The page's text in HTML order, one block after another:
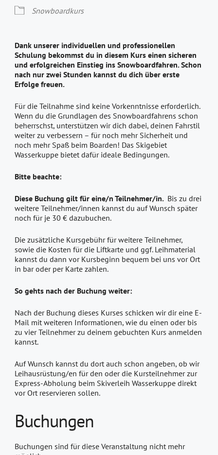
Snowboardkurs
Dank unserer individuellen und professionellen
Schulung bekommst du in diesem Kurs einen sicheren
und erfolgreichen Einstieg ins Snowboardfahren. Schon
nach nur zwei Stunden kannst du dich über erste
Erfolge freuen.
Für die Teilnahme sind keine Vorkenntnisse erforderlich.
Wenn du die Grundlagen des Snowboardfahrens schon
beherrschst, unterstützen wir dich dabei, deinen Fahrstil
weiter zu verbessern – für noch mehr Sicherheit und
noch mehr Spaß beim Boarden! Das Skigebiet
Wasserkuppe bietet dafür ideale Bedingungen.
Bitte beachte:
Diese Buchung gilt für eine/n Teilnehmer/in. Bis zu drei
weitere Teilnehmer/innen kannst du auf Wunsch später
noch für je 30 € dazubuchen.
Die zusätzliche Kursgebühr für weitere Teilnehmer,
sowie die Kosten für die Liftkarte und ggf. Leihmaterial
kannst du dann vor Kursbeginn bequem bei uns vor Ort
in bar oder per Karte zahlen.
So gehts nach der Buchung weiter:
Nach der Buchung dieses Kurses schicken wir dir eine E-
Mail mit weiteren Informationen, wie du einen oder bis
zu vier Teilnehmer zu deinem gebuchten Kurs anmelden
kannst.
Auf Wunsch kannst du dort auch schon angeben, ob wir
Leihausrüstung/en für den oder die Kursteilnehmer zur
Express-Abholung beim Skiverleih Wasserkuppe direkt
vor Ort reservieren sollen.
Buchungen
Buchungen sind für diese Veranstaltung nicht mehr